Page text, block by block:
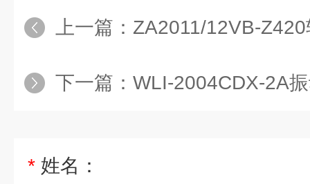
上一篇： ZA2011/12VB-
下一篇： WLI-2004CDX-2A振
* 姓名：